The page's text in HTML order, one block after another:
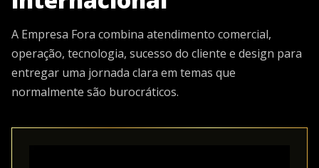
A Empresa Fora combina atendimento comercial,
operação, tecnologia, sucesso do cliente e design para
entregar uma jornada clara em temas que
normalmente são burocráticos.